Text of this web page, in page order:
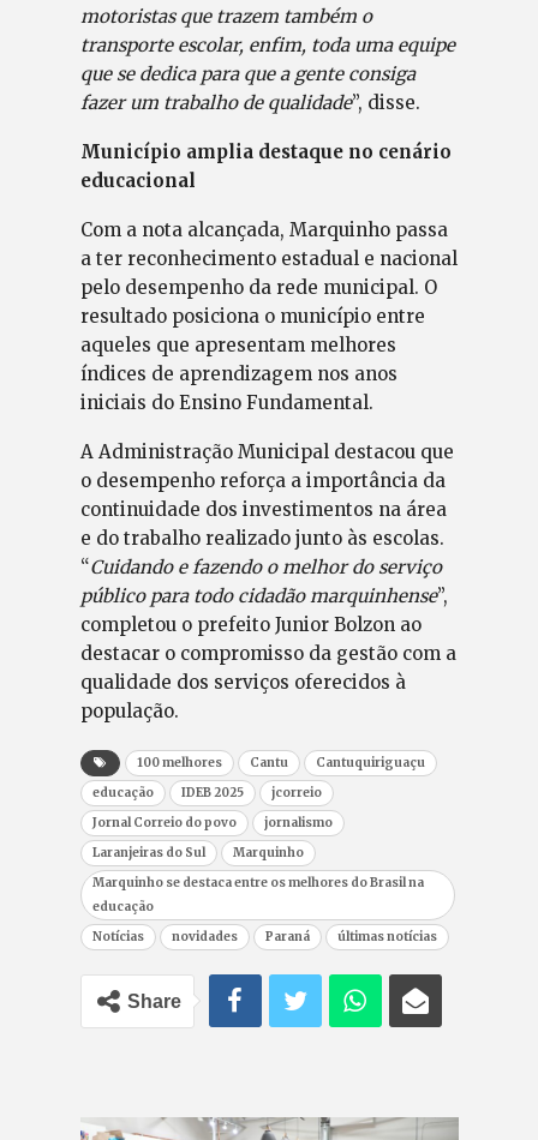
motoristas que trazem também o
transporte escolar, enfim, toda uma equipe
que se dedica para que a gente consiga
fazer um trabalho de qualidade”, disse.
Município amplia destaque no cenário
educacional
Com a nota alcançada, Marquinho passa
a ter reconhecimento estadual e nacional
pelo desempenho da rede municipal. O
resultado posiciona o município entre
aqueles que apresentam melhores
índices de aprendizagem nos anos
iniciais do Ensino Fundamental.
A Administração Municipal destacou que
o desempenho reforça a importância da
continuidade dos investimentos na área
e do trabalho realizado junto às escolas.
“Cuidando e fazendo o melhor do serviço
público para todo cidadão marquinhense”,
completou o prefeito Junior Bolzon ao
destacar o compromisso da gestão com a
qualidade dos serviços oferecidos à
população.
100 melhores Cantu
Cantuquiriguaçu
educação
IDEB 2025
jcorreio
Jornal Correio do povo
jornalismo
Laranjeiras do Sul
Marquinho
Marquinho se destaca entre os melhores do Brasil na
educação
Notícias
novidades Paraná últimas notícias
Share